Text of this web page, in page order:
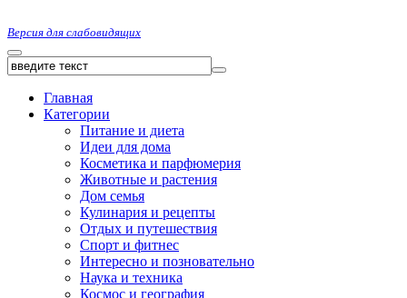
Версия для слабовидящих
Главная
Категории
Питание и диета
Идеи для дома
Косметика и парфюмерия
Животные и растения
Дом семья
Кулинария и рецепты
Отдых и путешествия
Спорт и фитнес
Интересно и позновательно
Наука и техника
Космос и география